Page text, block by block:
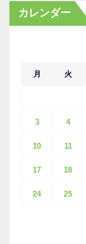
カ
イ
カレンダー
月 火
3 4
10 11
17 18
24 25